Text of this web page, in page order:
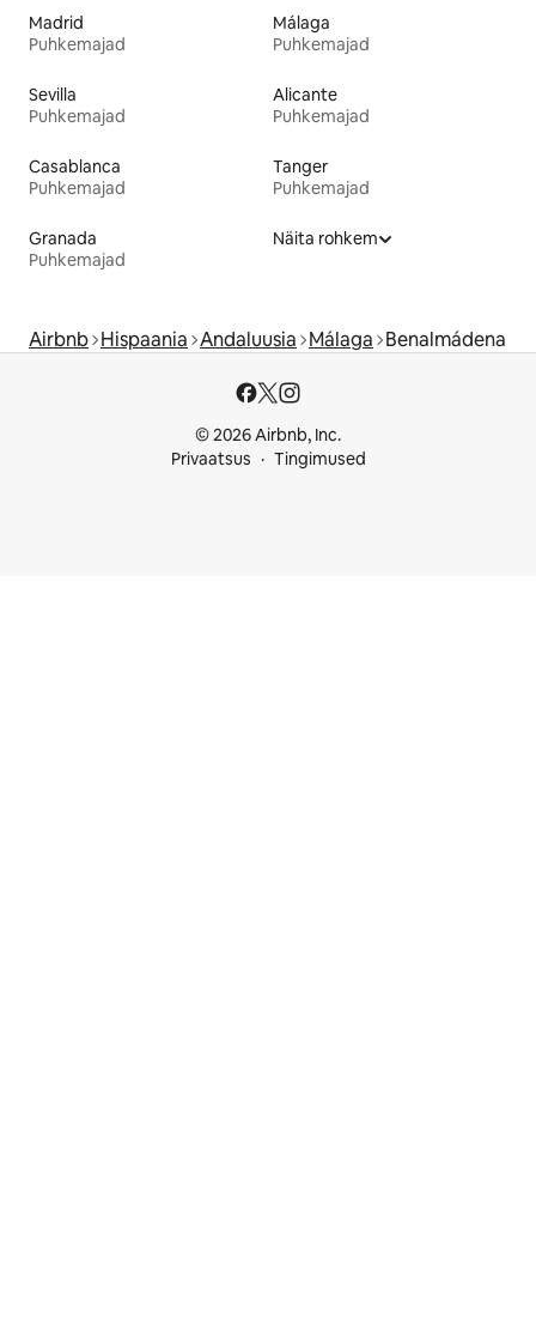
Madrid
Puhkemajad
Málaga
Puhkemajad
Sevilla
Puhkemajad
Alicante
Puhkemajad
Casablanca
Puhkemajad
Tanger
Puhkemajad
Granada
Puhkemajad
Näita rohkem
Airbnb Hispaania Andaluusia Málaga Benalmádena
© 2026 Airbnb, Inc.
Privaatsus
Tingimused